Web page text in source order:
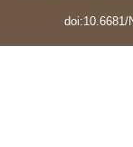
doi:10.6681/